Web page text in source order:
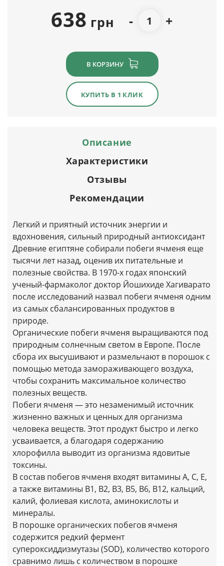
638 грн - +
В КОРЗИНУ
КУПИТЬ В 1 КЛИК
Описание
Характеристики
Отзывы
Рекомендации
Легкий и приятный источник энергии и
вдохновения, сильный природный антиоксидант
Древние египтяне собирали побеги ячменя еще
тысячи лет назад, оценив их питательные и
полезные свойства. В 1970-х годах японский
ученый-фармаколог доктор Йошихиде Хагиварато
после исследований назвал побеги ячменя одним
из самых сбалансированных продуктов в
природе.
Органические побеги ячменя выращиваются под
природным солнечным светом в Европе. После
сбора их высушивают и размельчают в порошок с
помощью метода замораживающего воздуха,
чтобы сохранить максимальное количество
полезных веществ.
Побеги ячменя — это незаменимый источник
жизненно важных и ценных для организма
человека веществ. Этот продукт быстро и легко
усваивается, а благодаря содержанию
хлорофилла выводит из организма ядовитые
токсины.
В состав побегов ячменя входят витамины А, С, Е,
а также витамины В1, В2, В3, В5, В6, В12, кальций,
калий, фолиевая кислота, аминокислоты и
минералы.
В порошке органических побегов ячменя
содержится редкий фермент
супероксиддизмутазы (SOD), количество которого
сравнимо лишь с количеством в порошке